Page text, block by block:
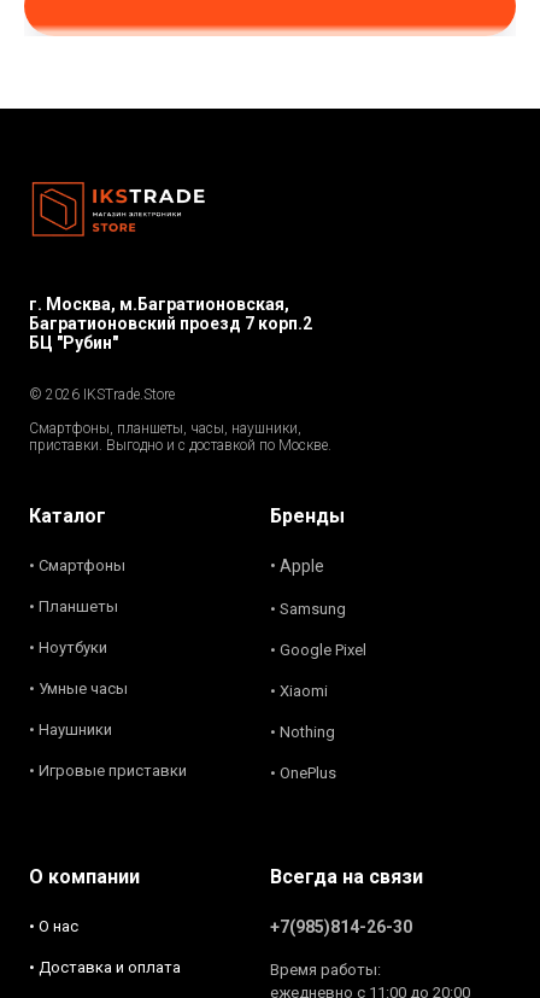
г. Москва, м.Багратионовская,
Багратионовский проезд 7 корп.2
БЦ "Рубин"
© 2026 IKSTrade.Store
Смартфоны, планшеты, часы, наушники,
приставки. Выгодно и с доставкой по Москве.
Каталог
• Смартфоны
• Планшеты
• Ноутбуки
• Умные часы
• Наушники
• Игровые приставки
Бренды
• Apple
• Samsung
• Google Pixel
• Xiaomi
• Nothing
• OnePlus
О компании
• О нас
• Доставка и оплата
Всегда на связи
+7(985)814-26-30
Время работы:
ежедневно с 11:00 до 20:00